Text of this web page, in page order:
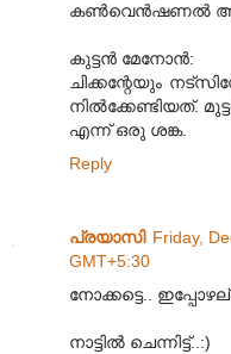
കണ്‍വെന്‍‍ഷണല്‍
കുട്ടന്‍ മേനോന്‍:
ചിക്കന്റേയും
നില്‍ക്കേണ്ടിയത്.
എന്ന് ഒരു ശങ്ക.
Reply
പ്രയാസി Friday,
GMT+5:30
നോക്കട്ടെ..
നാട്ടില്‍ ചെന്നിട്ട്..:)